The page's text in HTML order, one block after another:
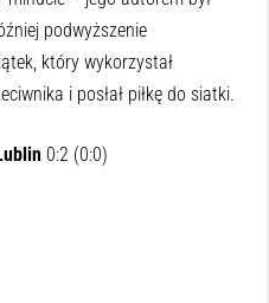
podwyższenie
który wykorzystał
i posłał piłkę do siatki.
0:2 (0:0)